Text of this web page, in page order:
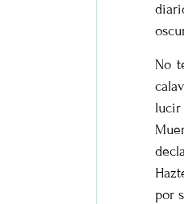
No
por